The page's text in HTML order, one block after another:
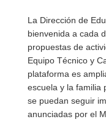
La Dirección de
bienvenida a cada
propuestas de
Equipo Técnico y
plataforma es
escuela y la familia
se puedan seguir
anunciadas por el